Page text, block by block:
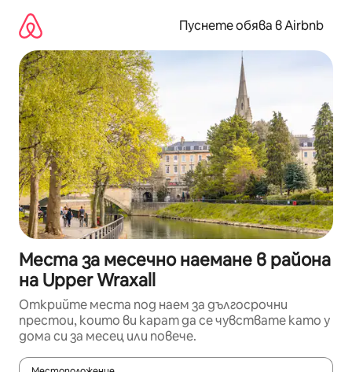
съдържанието
Пуснете обява в Airbnb
Места за месечно наемане в района
на Upper Wraxall
Открийте места под наем за дългосрочни
престои, които ви карат да се чувствате като у
дома си за месец или повече.